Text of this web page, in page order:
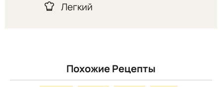
Легкий
Похожие Рецепты